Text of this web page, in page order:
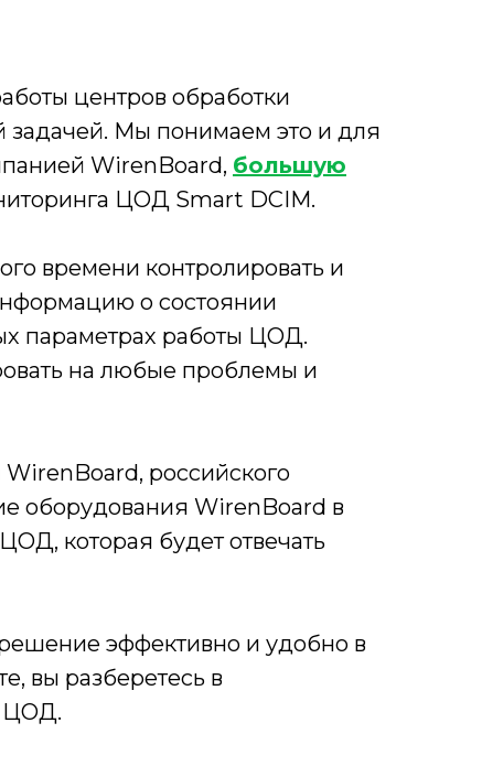
центров обработки
Мы понимаем это и для
WirenBoard, большую
ЦОД Smart DCIM.
времени контролировать и
о состоянии
параметрах работы ЦОД.
на любые проблемы и
российского
оборудования WirenBoard в
которая будет отвечать
эффективно и удобно в
вы разберетесь в
ЦОД.